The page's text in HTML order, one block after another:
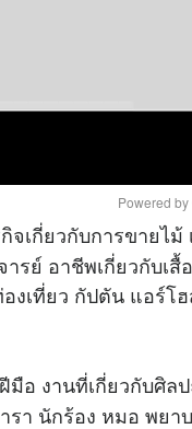
M
u
Powered by
เกี่ยวกับการขายไม้
ย์ อาชีพเกี่ยวกับเสื้
เที่ยว กัปตัน แอร์โฮ
มือ งานที่เกี่ยวกับศิล
รา นักร้อง หมอ พย